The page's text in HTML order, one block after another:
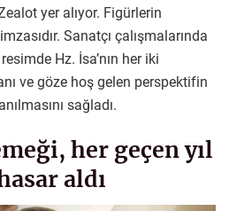
yer alıyor. Figürlerin
Sanatçı çalışmalarında
Hz. İsa’nın her iki
ve göze hoş gelen perspektifin
sağladı.
her geçen yıl
aldı